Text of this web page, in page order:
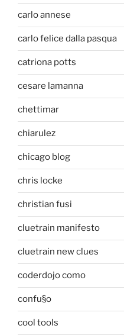
carlo annese
carlo felice dalla pasqua
catriona potts
cesare lamanna
chettimar
chiarulez
chicago blog
chris locke
christian fusi
cluetrain manifesto
cluetrain new clues
coderdojo como
confu§o
cool tools